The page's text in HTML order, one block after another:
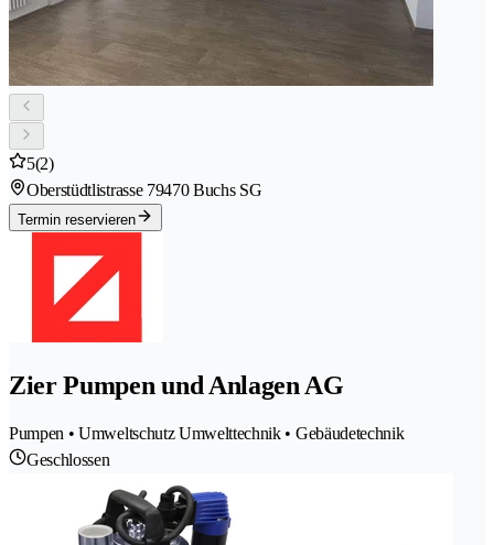
5(2)
Oberstüdtlistrasse 79470 Buchs SG
Termin reservieren
Zier Pumpen und Anlagen AG
Pumpen • Umweltschutz Umwelttechnik • Gebäudetechnik
Geschlossen